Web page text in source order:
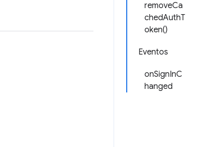
removeCa
chedAuthT
oken()
Eventos
onSignInC
hanged